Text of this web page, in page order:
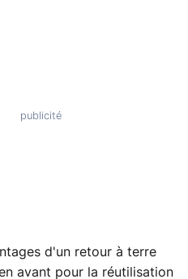
d'un retour à terre
avant pour la réutilisation